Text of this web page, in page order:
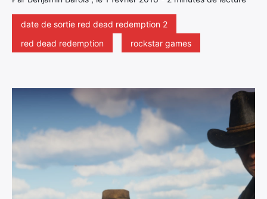
date de sortie red dead redemption 2
red dead redemption
rockstar games